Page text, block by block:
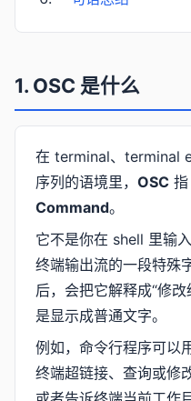
1. OSC 是什么
在 terminal、terminal
序列的语境里，OSC
Command。
它不是你在 shell 里输
终端输出流的一段特殊
后，会把它解释成“修
是显示成普通文字。
例如，命令行程序可以
终端超链接、查询或修